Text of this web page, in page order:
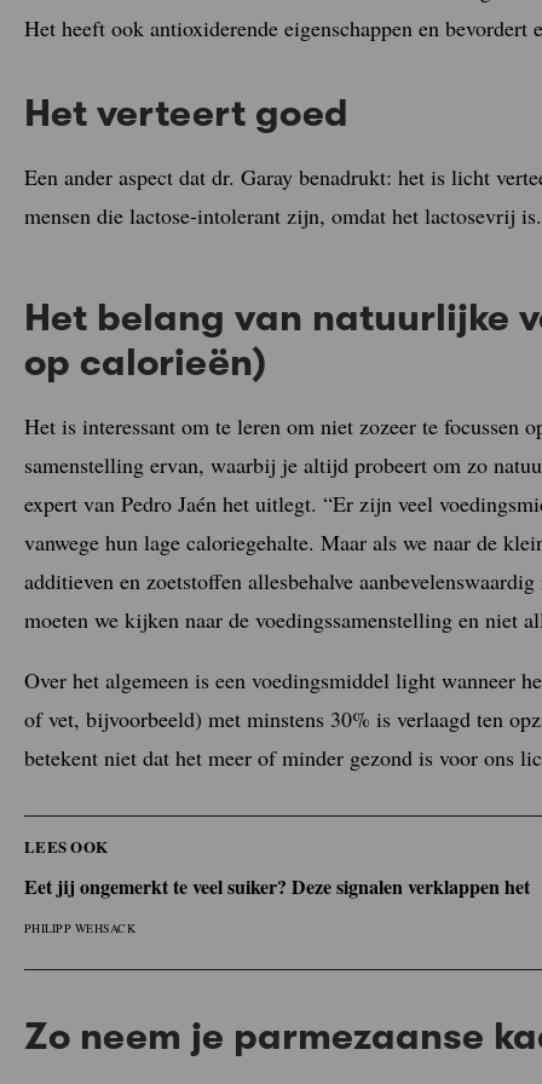
Het heeft ook antioxiderende eigenschappen en bevordert
Het verteert goed
Een ander aspect dat dr. Garay benadrukt: het is licht
mensen die lactose-intolerant zijn, omdat het lactosevrij is.
Het belang van natuurlijke
op calorieën)
Het is interessant om te leren om niet zozeer te focussen
samenstelling ervan, waarbij je altijd probeert om zo
expert van Pedro Jaén het uitlegt. “Er zijn veel
vanwege hun lage caloriegehalte. Maar als we naar de
additieven en zoetstoffen allesbehalve
moeten we kijken naar de voedingssamenstelling en niet
Over het algemeen is een voedingsmiddel light wanneer
of vet, bijvoorbeeld) met minstens 30% is verlaagd ten
betekent niet dat het meer of minder gezond is voor ons
LEES OOK
Eet jij ongemerkt te veel suiker? Deze signalen verklappen het
PHILIPP WEHSACK
Zo neem je parmezaanse